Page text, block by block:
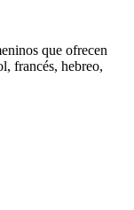
que ofrecen
francés, hebreo,